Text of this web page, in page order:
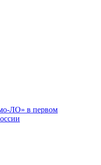
ЛО» в первом